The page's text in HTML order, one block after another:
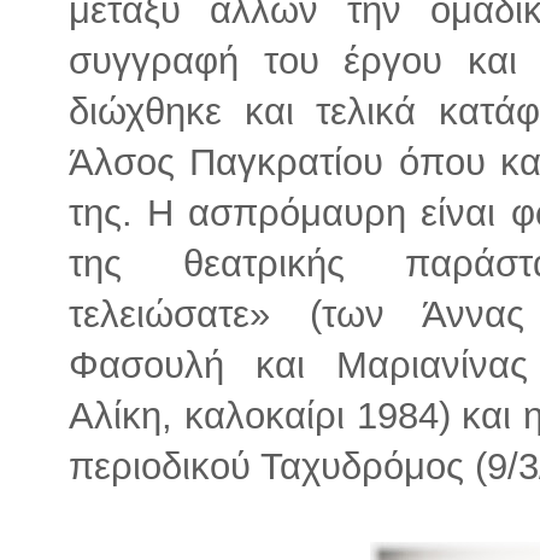
μεταξύ άλλων την
συγγραφή του έργου
διώχθηκε και τελικά
Άλσος Παγκρατίου όπου
της. Η ασπρόμαυρη είναι
της θεατρικής
τελειώσατε» (των
Φασουλή και Μαριανίνας
Αλίκη, καλοκαίρι 1984)
περιοδικού Ταχυδρόμος (9/